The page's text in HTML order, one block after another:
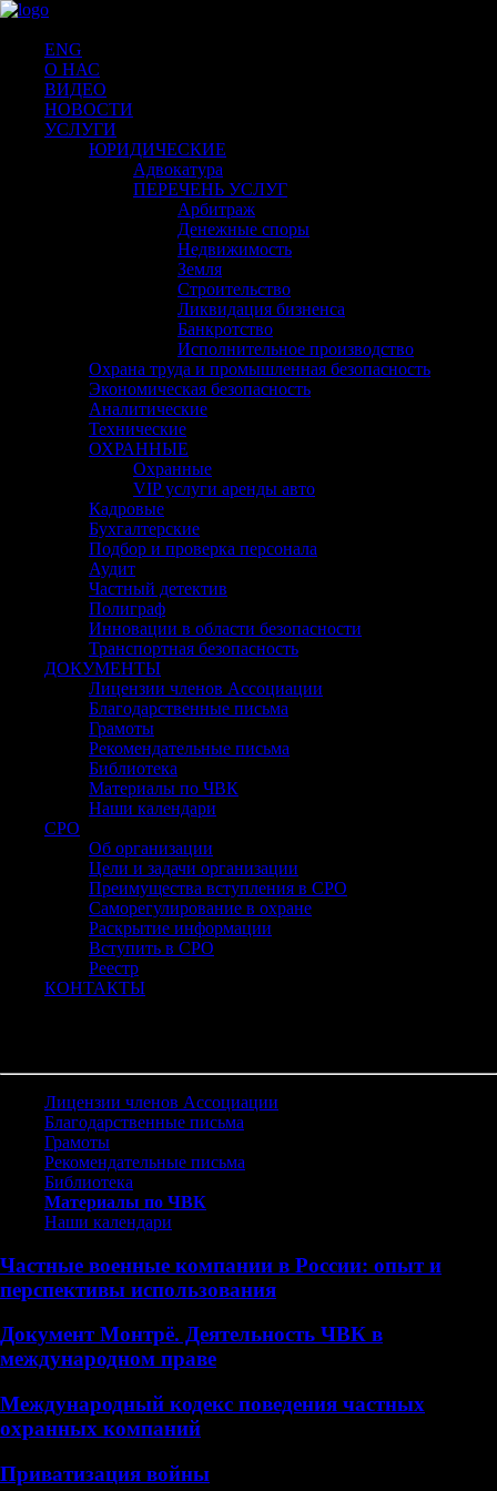
ENG
О НАС
ВИДЕО
НОВОСТИ
УСЛУГИ
ЮРИДИЧЕСКИЕ
Адвокатура
ПЕРЕЧЕНЬ УСЛУГ
Арбитраж
Денежные споры
Недвижимость
Земля
Строительство
Ликвидация бизненса
Банкротство
Исполнительное производство
Охрана труда и промышленная безопасность
Экономическая безопасность
Аналитические
Технические
ОХРАННЫЕ
Охранные
VIP услуги аренды авто
Кадровые
Бухгалтерские
Подбор и проверка персонала
Аудит
Частный детектив
Полиграф
Инновации в области безопасности
Транспортная безопасность
ДОКУМЕНТЫ
Лицензии членов Ассоциации
Благодарственные письма
Грамоты
Рекомендательные письма
Библиотека
Материалы по ЧВК
Наши календари
СРО
Об организации
Цели и задачи организации
Преимущества вступления в СРО
Саморегулирование в охране
Раскрытие информации
Вступить в СРО
Реестр
КОНТАКТЫ
Лицензии членов Ассоциации
Благодарственные письма
Грамоты
Рекомендательные письма
Библиотека
Материалы по ЧВК
Наши календари
Частные военные компании в России: опыт и
перспективы использования
Документ Монтрё. Деятельность ЧВК в
международном праве
Международный кодекс поведения частных
охранных компаний
Приватизация войны